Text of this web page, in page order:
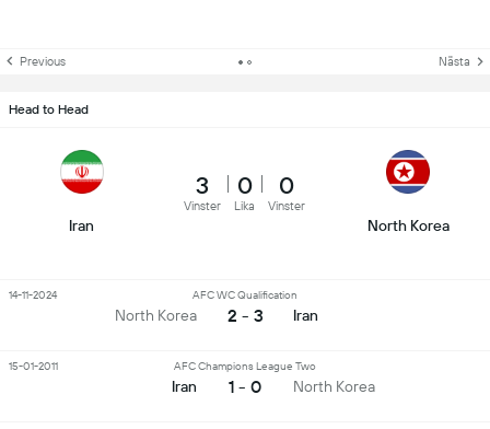
Previous Nästa
Head to Head
Iran
3
Vinster
0
Lika
0
Vinster
North Korea
North Korea
AFC WC Qualification
2 - 3 Iran
14-11-2024
Iran
AFC Champions League Two
1 - 0 North Korea
15-01-2011